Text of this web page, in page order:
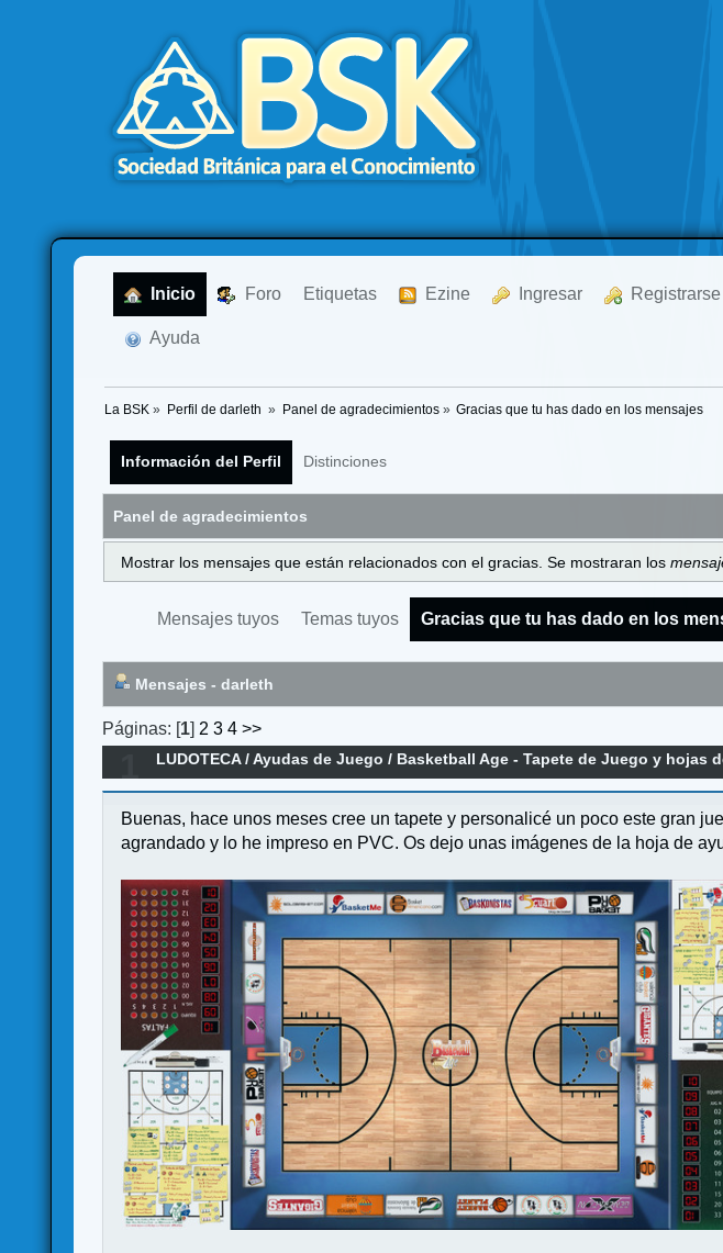
Inicio Foro Etiquetas Ezine Ingresar Registrarse
Ayuda
La BSK » Perfil de darleth » Panel de agradecimientos» Gracias que tu has dado en los mensajes
Información del Perfil Distinciones
Panel de agradecimientos
Mostrar los mensajes que están relacionados con el gracias. Se mostraran los
Mensajes tuyos Temas tuyos Gracias que tu has dado en los
Mensajes - darleth
Páginas: [1] 2 3 4 >>
LUDOTECA/Ayudas de Juego / Basketball Age - Tapete de Juego y hojas
Buenas, hace unos meses cree un tapete y personalicé un poco este gran
agrandado y lo he impreso en PVC. Os dejo unas imágenes de la hoja de